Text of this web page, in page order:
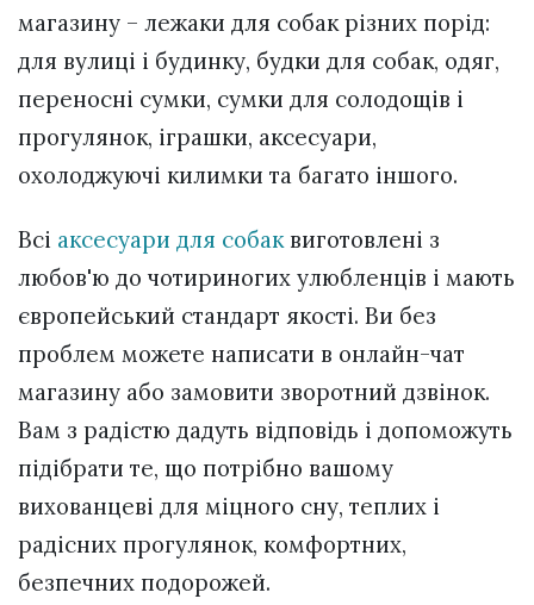
магазину – лежаки для собак різних порід:
для вулиці і будинку, будки для собак, одяг,
переносні сумки, сумки для солодощів і
прогулянок, іграшки, аксесуари,
охолоджуючі килимки та багато іншого.
Всі аксесуари для собаквиготовлені з
любов'ю до чотириногих улюбленців і мають
європейський стандарт якості. Ви без
проблем можете написати в онлайн-чат
магазину або замовити зворотний дзвінок.
Вам з радістю дадуть відповідь і допоможуть
підібрати те, що потрібно вашому
вихованцеві для міцного сну, теплих і
радісних прогулянок, комфортних,
безпечних подорожей.